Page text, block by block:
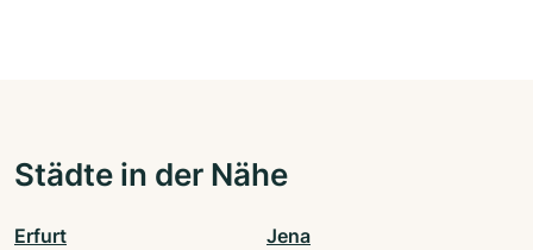
Städte in der Nähe
Erfurt Jena